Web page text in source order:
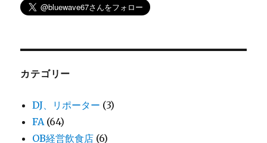
カテゴリー
DJ、リポーター (3)
FA (64)
OB経営飲食店 (6)